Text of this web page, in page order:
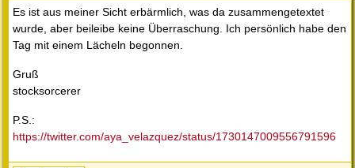
Es ist aus meiner Sicht erbärmlich, was da zusammengetextet
wurde, aber beileibe keine Überraschung. Ich persönlich habe den
Tag mit einem Lächeln begonnen.
Gruß
stocksorcerer
P.S.:
https://twitter.com/aya_velazquez/status/1730147009556791596